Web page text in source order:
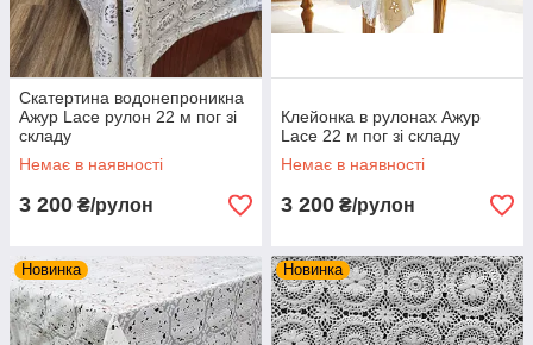
Скатертина водонепроникна
Ажур Lace рулон 22 м пог зі
складу
Немає в наявності
3 200 ₴/рулон
Клейонка в рулонах Ажур
Lace 22 м пог зі складу
Немає в наявності
3 200 ₴/рулон
Новинка Новинка